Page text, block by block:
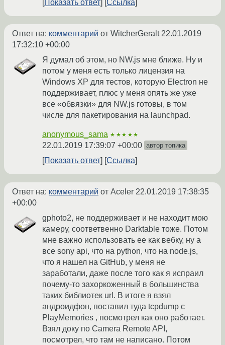
Показать ответ
Ссылка
Ответ на: комментарий от WitcherGeralt22.01.2019
17:32:10 +00:00
Я думал об этом, но NW.js мне ближе. Ну и
потом у меня есть только лицензия на
Windows XP для тестов, которую Electron не
поддерживает, плюс у меня опять же уже
все «обвязки» для NW.js готовы, в том
числе для пакетирования на launchpad.
anonymous_sama ★★★★★
22.01.2019 17:39:07 +00:00 автор топика
Показать ответ Ссылка
Ответ на: комментарий от Aceler 22.01.2019 17:38:35
+00:00
gphoto2, не поддерживает и не находит мою
камеру, соответвенно Darktable тоже. Потом
мне важно использовать ее как вебку, ну а
все sony api, что на python, что на node.js,
что я нашел на GitHub, у меня не
заработали, даже после того как я испраил
почему-то захоркоженный в большинства
таких библиотек url. В итоге я взял
андроидфон, поставил туда tcpdump с
PlayMemories , посмотрел как оно работает.
Взял доку по Сamera Remote API,
посмотрел, что там не написано. Потом